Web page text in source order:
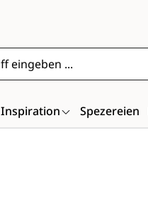
Inspiration Spezereien